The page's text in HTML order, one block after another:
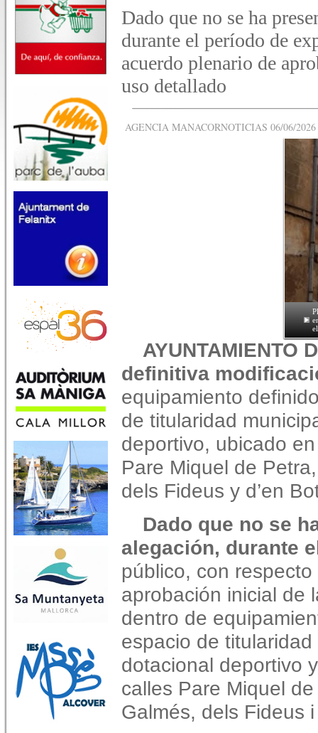
Dado que no se ha
durante el período de
acuerdo plenario de
uso detallado
AGENCIA MANACORNOTICIAS 06/06/
AYUNTAMIENTO
definitiva
equipamiento
de titularidad
deportivo, ubicado
Pare Miquel de
dels Fideus y d’en
Dado que no se
alegación, durante
público, con
aprobación inicial de
dentro de
espacio de
dotacional deportivo
calles Pare Miquel
Galmés, dels Fideus